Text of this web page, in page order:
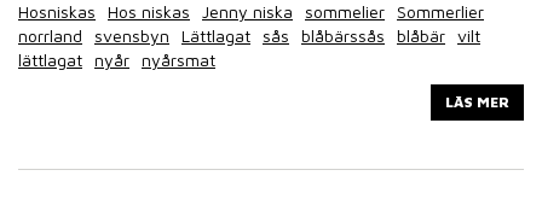
Hosniskas Hos niskas Jenny niska sommelier
Sommerlier
norrland
svensbyn Lättlagat sås blåbärssås blåbär vilt
lättlagat nyår nyårsmat
LÄS MER